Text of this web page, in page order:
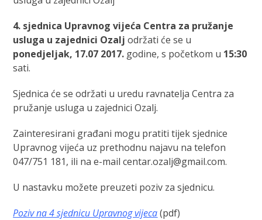
4. sjednica Upravnog vijeća Centra za pružanje
usluga u zajednici Ozalj održati će se u
ponedjeljak, 17.07 2017. godine, s početkom u 15:30
sati.
Sjednica će se održati u uredu ravnatelja Centra za
pružanje usluga u zajednici Ozalj.
Zainteresirani građani mogu pratiti tijek sjednice
Upravnog vijeća uz prethodnu najavu na telefon
047/751 181, ili na e-mail centar.ozalj@gmail.com.
U nastavku možete preuzeti poziv za sjednicu.
Poziv na 4 sjednicu Upravnog vijeca(pdf)